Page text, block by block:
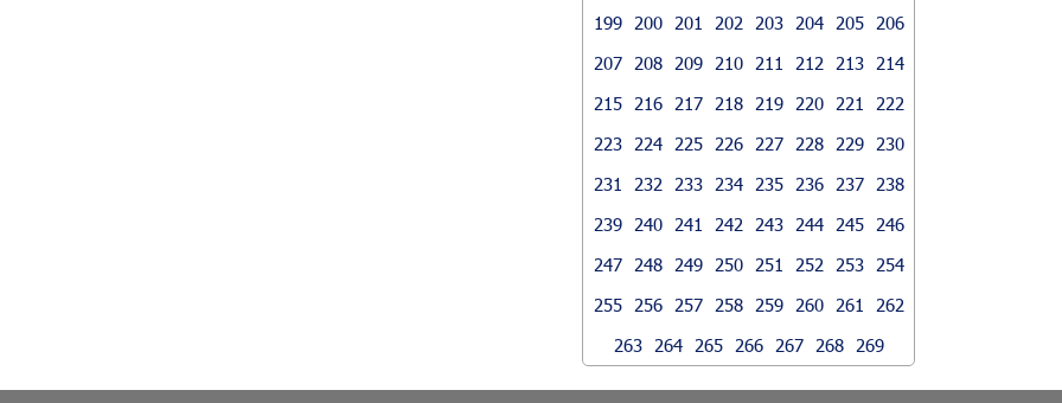
199
200 201 202 203 204 205
206
207
208 209 210 211 212 213
214
215
216 217 218 219 220 221
222
223
224 225 226 227 228 229
230
231
232 233 234 235 236 237
238
239
240 241 242 243 244 245
246
247
248 249 250 251 252 253
254
255
256 257 258 259 260 261
262
263
264 265 266 267 268 269